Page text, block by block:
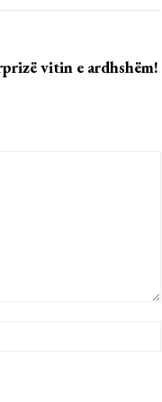
vitin e ardhshëm!